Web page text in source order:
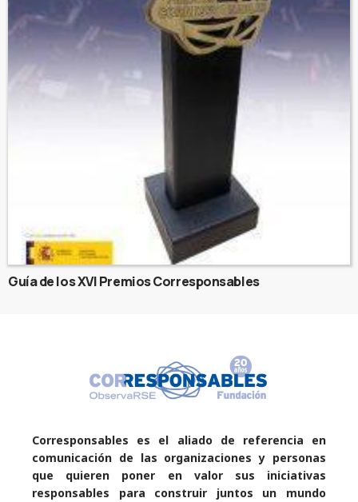
Guía de los XVI Premios Corresponsables
Corresponsables es el aliado de referencia en
comunicación de las organizaciones y personas
que quieren poner en valor sus iniciativas
responsables para construir juntos un mundo